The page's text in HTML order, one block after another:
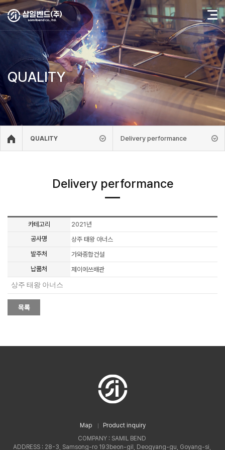
QUALITY
QUALITY Delivery performance
Delivery performance
카테고리
2021년
공사명
상주 태왕 아너스
발주처
가와종합건설
납품처
제이에쓰배관
상주 태왕 아너스
Map
Product inquiry
COMPANY : SAMIL BEND
ADDRESS : 28-3, Samsong-ro 193beon-gil, Deogyang-gu, Goyang-si,